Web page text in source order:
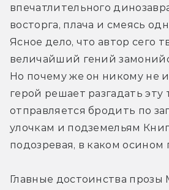
впечатлительного
восторга, плача и смеясь
Ясное дело, что автор сего
величайший гений
Но почему же он никому не
герой решает разгадать эту
отправляется бродить по
улочкам и подземельям
подозревая, в каком осином
Главные достоинства прозы